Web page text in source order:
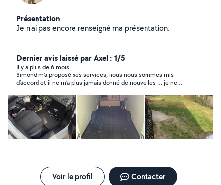
Présentation
Je n'ai pas encore renseigné ma présentation.
Dernier avis laissé par Axel : 1/5
Il y a plus de 6 mois
Simond m’a proposé ses services, nous nous sommes mis
d’accord et il ne m’a plus jamais donné de nouvelles … je ne
Voir le profil Contacter